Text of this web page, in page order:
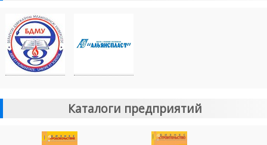
Каталоги предприятий